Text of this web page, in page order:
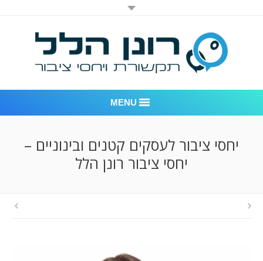
MENU
אודות החברה
יחסי ציבור לעסקים קטנים ובינוניים –
יחסי ציבור רונן הלל